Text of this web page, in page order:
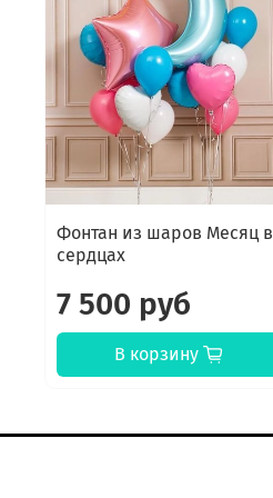
Фонтан из шаров Месяц в
сердцах
7 500 руб
В корзину